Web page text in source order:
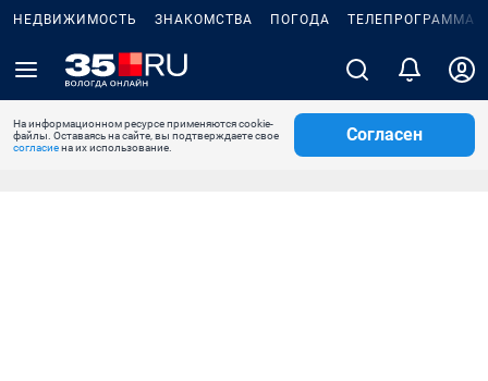
НЕДВИЖИМОСТЬ ЗНАКОМСТВА ПОГОДА ТЕЛЕПРОГРАММА
На информационном ресурсе применяются cookie-
файлы. Оставаясь на сайте, вы подтверждаете свое
согласиена их использование.
Согласен